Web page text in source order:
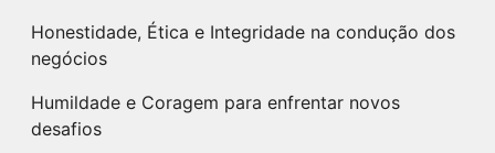
Honestidade, Ética e Integridade na condução dos
negócios
Humildade e Coragem para enfrentar novos
desafios